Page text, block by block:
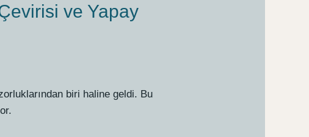
ve Yapay
biri haline geldi. Bu